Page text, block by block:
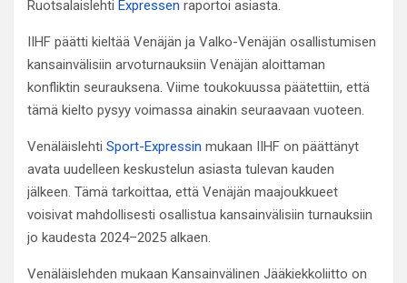
Ruotsalaislehti Expressen raportoi asiasta.
IIHF päätti kieltää Venäjän ja Valko-Venäjän osallistumisen
kansainvälisiin arvoturnauksiin Venäjän aloittaman
konfliktin seurauksena. Viime toukokuussa päätettiin, että
tämä kielto pysyy voimassa ainakin seuraavaan vuoteen.
Venäläislehti Sport-Expressin mukaan IIHF on päättänyt
avata uudelleen keskustelun asiasta tulevan kauden
jälkeen. Tämä tarkoittaa, että Venäjän maajoukkueet
voisivat mahdollisesti osallistua kansainvälisiin turnauksiin
jo kaudesta 2024–2025 alkaen.
Venäläislehden mukaan Kansainvälinen Jääkiekkoliitto on